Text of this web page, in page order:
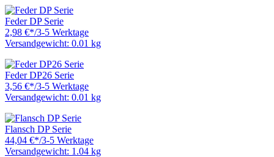
Feder DP Serie
2,98 €*/3-5 Werktage
Versandgewicht: 0.01 kg
Feder DP26 Serie
3,56 €*/3-5 Werktage
Versandgewicht: 0.01 kg
Flansch DP Serie
44,04 €*/3-5 Werktage
Versandgewicht: 1.04 kg